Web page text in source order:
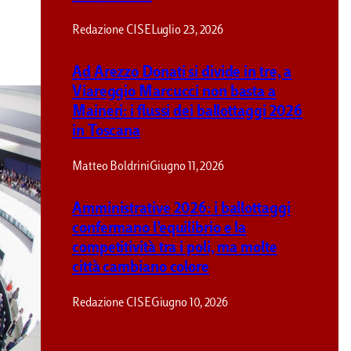
Redazione CISE Luglio 23, 2026
Ad Arezzo Donati si divide in tre, a
Viareggio Marcucci non basta a
Maineri: i flussi dei ballottaggi 2026
in Toscana
Matteo BoldriniGiugno 11, 2026
Amministrative 2026: i ballottaggi
confermano l’equilibrio e la
competitività tra i poli, ma molte
città cambiano colore
Redazione CISEGiugno 10, 2026